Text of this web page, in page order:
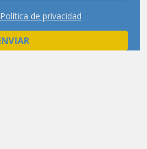
Política de privacidad